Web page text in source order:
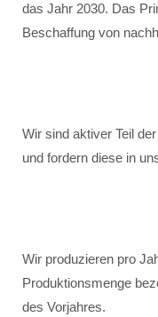
das Jahr 2030. Das
Beschaffung von
Wir sind aktiver Teil
und fordern diese in
Wir produzieren pro
Produktionsmenge
des Vorjahres.